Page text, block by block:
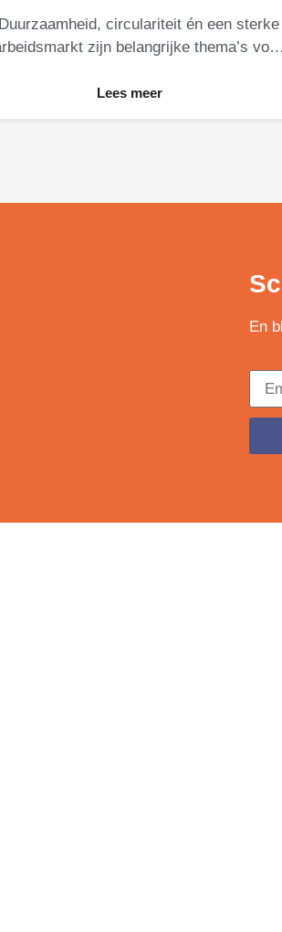
circulariteit én een sterke
zijn belangrijke thema’s voor
Limburg graag MateriaalMaatjes onder
de aandacht.
Lees meer
En